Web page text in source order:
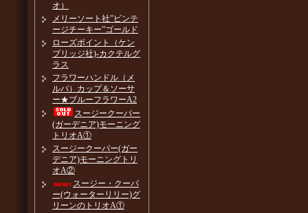
オ）
メリーソート社”ビンテ
ージチーキー”ゴールド
ローズポイント（ケン
ブリッジ社)-カクテルグ
ラス
フラワーハンドル（メ
ルバ）カップ＆ソーサ
ー★ブルーフラワーA2
スージークーパー
(ガーデニア)モーニング
トリオA①
スージークーパー(ガー
デニア)モーニングトリ
オA②
スージー・クーパ
ー(ウォーターリリー)グ
リーンのトリオA①